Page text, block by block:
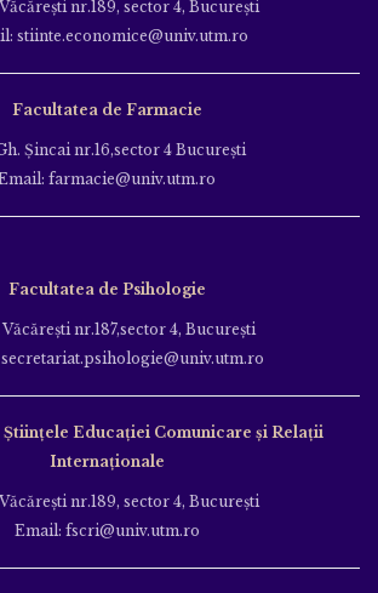
nr.189, sector 4, Bucureşti
stiinte.economice@univ.utm.ro
Facultatea de Farmacie
Şincai nr.16,sector 4 Bucureşti
farmacie@univ.utm.ro
Facultatea de Psihologie
Văcăreşti nr.187,sector 4, Bucureşti
Educației Comunicare și Relații
Internaționale
nr.189, sector 4, Bucureşti
Email: fscri@univ.utm.ro